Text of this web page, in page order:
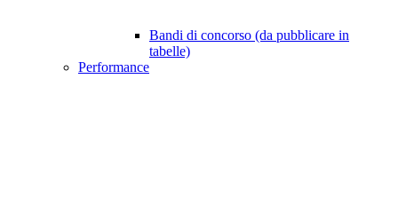
Bandi di concorso (da pubblicare in
tabelle)
Performance